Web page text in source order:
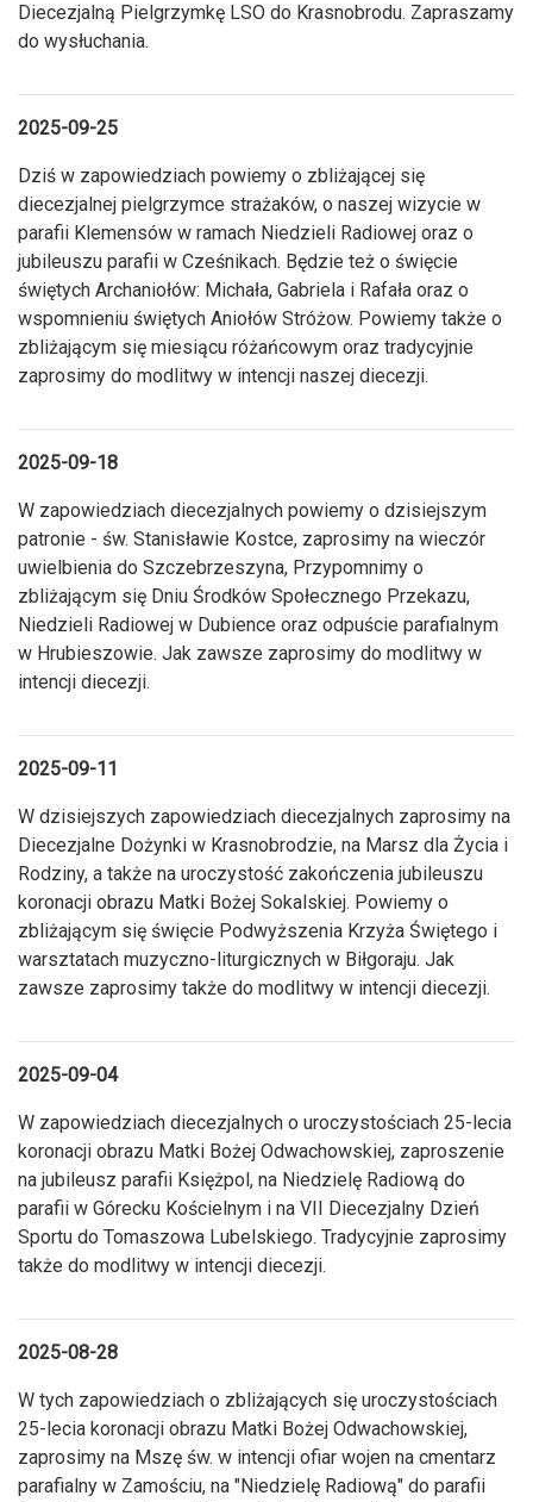
Diecezjalną Pielgrzymkę LSO do Krasnobrodu. Zapraszamy
do wysłuchania.
2025-09-25
Dziś w zapowiedziach powiemy o zbliżającej się
diecezjalnej pielgrzymce strażaków, o naszej wizycie w
parafii Klemensów w ramach Niedzieli Radiowej oraz o
jubileuszu parafii w Cześnikach. Będzie też o święcie
świętych Archaniołów: Michała, Gabriela i Rafała oraz o
wspomnieniu świętych Aniołów Stróżow. Powiemy także o
zbliżającym się miesiącu różańcowym oraz tradycyjnie
zaprosimy do modlitwy w intencji naszej diecezji.
2025-09-18
W zapowiedziach diecezjalnych powiemy o dzisiejszym
patronie - św. Stanisławie Kostce, zaprosimy na wieczór
uwielbienia do Szczebrzeszyna, Przypomnimy o
zbliżającym się Dniu Środków Społecznego Przekazu,
Niedzieli Radiowej w Dubience oraz odpuście parafialnym
w Hrubieszowie. Jak zawsze zaprosimy do modlitwy w
intencji diecezji.
2025-09-11
W dzisiejszych zapowiedziach diecezjalnych zaprosimy na
Diecezjalne Dożynki w Krasnobrodzie, na Marsz dla Życia i
Rodziny, a także na uroczystość zakończenia jubileuszu
koronacji obrazu Matki Bożej Sokalskiej. Powiemy o
zbliżającym się święcie Podwyższenia Krzyża Świętego i
warsztatach muzyczno-liturgicznych w Biłgoraju. Jak
zawsze zaprosimy także do modlitwy w intencji diecezji.
2025-09-04
W zapowiedziach diecezjalnych o uroczystościach 25-lecia
koronacji obrazu Matki Bożej Odwachowskiej, zaproszenie
na jubileusz parafii Księżpol, na Niedzielę Radiową do
parafii w Górecku Kościelnym i na VII Diecezjalny Dzień
Sportu do Tomaszowa Lubelskiego. Tradycyjnie zaprosimy
także do modlitwy w intencji diecezji.
2025-08-28
W tych zapowiedziach o zbliżających się uroczystościach
25-lecia koronacji obrazu Matki Bożej Odwachowskiej,
zaprosimy na Mszę św. w intencji ofiar wojen na cmentarz
parafialny w Zamościu, na "Niedzielę Radiową" do parafii